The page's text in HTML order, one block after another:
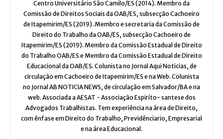
Centro Universitário São Camilo/ES (2014). Membro da
Comissão de Direitos Sociais da OAB/ES, subsecção Cachoeiro
de Itapemirim/ES (2019) .Membro e secretaria da Comissão de
Direito do Trabalho da OAB/ES, subsecção Cachoeiro de
Itapemirim/ES (2019). Membro da Comissão Estadual de Direito
do Trabalho OAB/ES e Membro da Comissão Estadual de Direito
Educacional da OAB/ES. Colunista no Jornal Aqui Noticias, de
circulação em Cachoeiro de Itapemirim/ES e na Web. Colunista
no Jornal AB NOTICIA NEWS, de circulação em Salvador/BA e na
web. Associada a AESAT - Associação Espiríto- santese dos
Advogados Trabalhistas. Tem experiência na área de Direito,
com ênfase em Direito do Trabalho, Previdênciario, Empresarial
e na área Educacional.